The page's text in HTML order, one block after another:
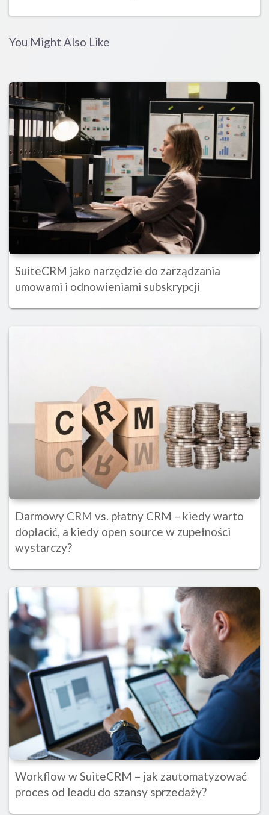
You Might Also Like
SuiteCRM jako narzędzie do zarządzania
umowami i odnowieniami subskrypcji
Darmowy CRM vs. płatny CRM – kiedy warto
dopłacić, a kiedy open source w zupełności
wystarczy?
Workflow w SuiteCRM – jak zautomatyzować
proces od leadu do szansy sprzedaży?